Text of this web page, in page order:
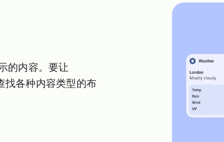
的内容。要让
找各种内容类型的布